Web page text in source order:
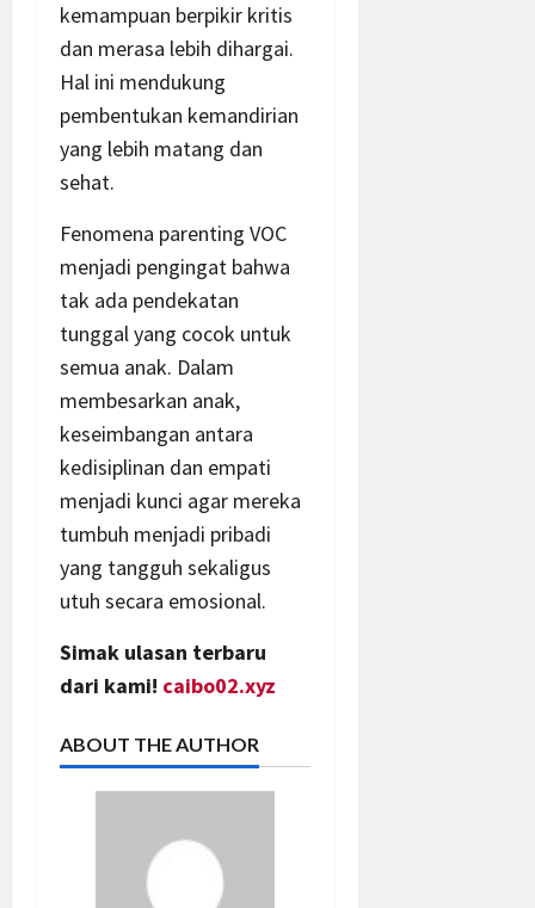
kemampuan berpikir kritis
dan merasa lebih dihargai.
Hal ini mendukung
pembentukan kemandirian
yang lebih matang dan
sehat.
Fenomena parenting VOC
menjadi pengingat bahwa
tak ada pendekatan
tunggal yang cocok untuk
semua anak. Dalam
membesarkan anak,
keseimbangan antara
kedisiplinan dan empati
menjadi kunci agar mereka
tumbuh menjadi pribadi
yang tangguh sekaligus
utuh secara emosional.
Simak ulasan terbaru
dari kami! caibo02.xyz
ABOUT THE AUTHOR